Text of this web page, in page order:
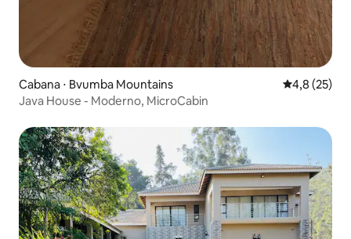
Cabana ⋅ Bvumba Mountains 4,8 de uma
4,8 (25)
Java House - Moderno, MicroCabin